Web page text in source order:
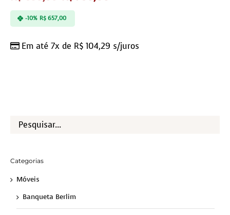
Em até 7x de R$ 104,29 s/juros
-10% R$657,00
Categorias
Móveis
Banqueta Berlim